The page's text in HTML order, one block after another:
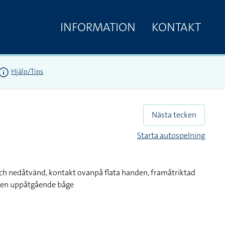
INFORMATION KONTAKT
Hjälp/Tips
Nästa tecken
Starta autospelning
nedåtvänd, kontakt ovanpå flata handen, framåtriktad
uppåtgående båge